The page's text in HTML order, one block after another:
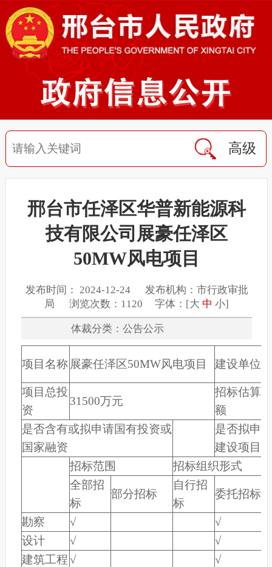
高级
邢台市任泽区华普新能源科
技有限公司展豪任泽区
50MW风电项目
发布时间： 2024-12-24 发布机构：市行政审批
局 浏览次数：1120 字体：[大 中 小]
体裁分类：公告公示
项目名称 展豪任泽区50MW风电项目 建设单位
项目总投
资
31500万元
招标估算
额
是否含有或拟申请国有投资或
国家融资
是否拟申
建设项目
招标范围
招标组织形式
全部招
标
部分招标
自行招
标
委托招标
勘察
√ √
设计
√ √
建筑工程√ √